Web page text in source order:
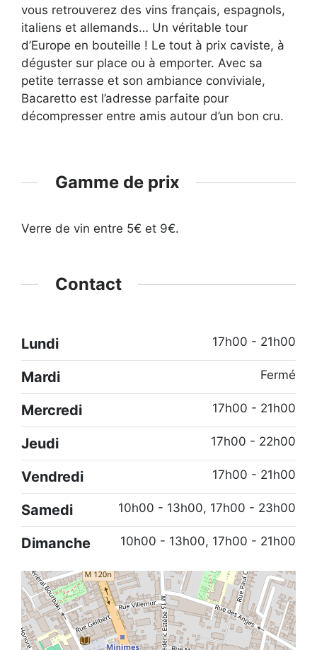
vous retrouverez des vins français, espagnols,
italiens et allemands… Un véritable tour
d’Europe en bouteille ! Le tout à prix caviste, à
déguster sur place ou à emporter. Avec sa
petite terrasse et son ambiance conviviale,
Bacaretto est l’adresse parfaite pour
décompresser entre amis autour d’un bon cru.
Gamme de prix
Verre de vin entre 5€ et 9€.
Contact
Lundi 17h00 - 21h00
Mardi Fermé
Mercredi 17h00 - 21h00
Jeudi 17h00 - 22h00
Vendredi 17h00 - 21h00
Samedi 10h00 - 13h00, 17h00 - 23h00
Dimanche 10h00 - 13h00, 17h00 - 21h00